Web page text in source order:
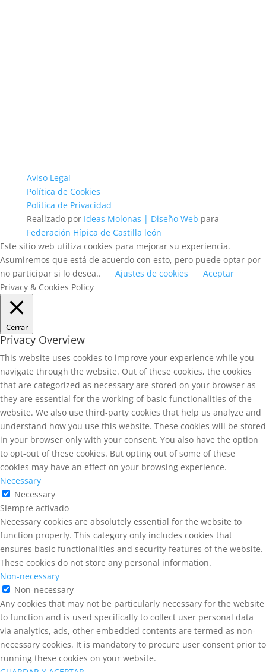
Aviso Legal
Política de Cookies
Política de Privacidad
Realizado por Ideas Molonas | Diseño Web para
Federación Hípica de Castilla león
Este sitio web utiliza cookies para mejorar su experiencia.
Asumiremos que está de acuerdo con esto, pero puede optar por
no participar si lo desea..
Ajustes de cookies
Aceptar
Privacy & Cookies Policy
Cerrar
Privacy Overview
This website uses cookies to improve your experience while you
navigate through the website. Out of these cookies, the cookies
that are categorized as necessary are stored on your browser as
they are essential for the working of basic functionalities of the
website. We also use third-party cookies that help us analyze and
understand how you use this website. These cookies will be stored
in your browser only with your consent. You also have the option
to opt-out of these cookies. But opting out of some of these
cookies may have an effect on your browsing experience.
Necessary
Necessary
Siempre activado
Necessary cookies are absolutely essential for the website to
function properly. This category only includes cookies that
ensures basic functionalities and security features of the website.
These cookies do not store any personal information.
Non-necessary
Non-necessary
Any cookies that may not be particularly necessary for the website
to function and is used specifically to collect user personal data
via analytics, ads, other embedded contents are termed as non-
necessary cookies. It is mandatory to procure user consent prior to
running these cookies on your website.